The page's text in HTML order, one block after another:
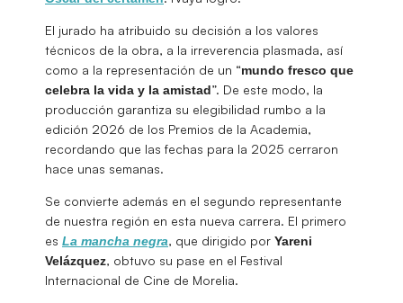
El jurado ha atribuido su decisión a los valores
técnicos de la obra, a la irreverencia plasmada, así
como a la representación de un “mundo fresco que
celebra la vida y la amistad”. De este modo, la
producción garantiza su elegibilidad rumbo a la
edición 2026 de los Premios de la Academia,
recordando que las fechas para la 2025 cerraron
hace unas semanas.
Se convierte además en el segundo representante
de nuestra región en esta nueva carrera. El primero
es La mancha negra, que dirigido por Yareni
Velázquez, obtuvo su pase en el Festival
Internacional de Cine de Morelia.